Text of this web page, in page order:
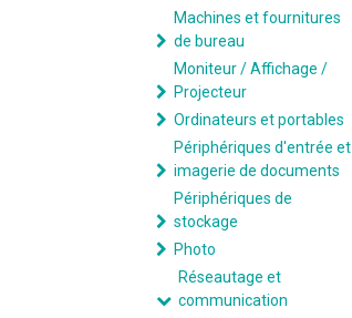
Machines et fournitures
de bureau
Moniteur / Affichage /
Projecteur
Ordinateurs et portables
Périphériques d'entrée et
imagerie de documents
Périphériques de
stockage
Photo
Réseautage et
communication